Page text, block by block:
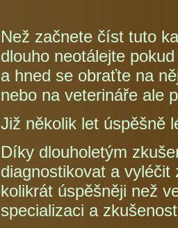
Než začnete číst tuto
dlouho neotálejte
a hned se obraťte na
nebo na veterináře ale
Již několik let úspěšně
Díky dlouholetým
diagnostikovat a
kolikrát úspěšněji než
specializaci a